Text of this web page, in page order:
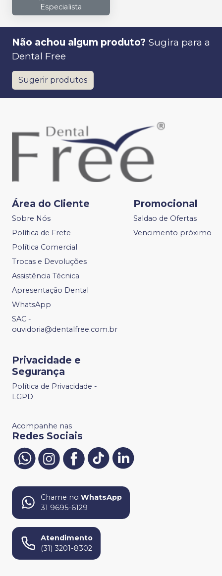
Especialista
Não achou algum produto? Sugira para a
Dental Free
Sugerir produtos
Área do Cliente
Sobre Nós
Política de Frete
Política Comercial
Trocas e Devoluções
Assistência Técnica
Apresentação Dental
WhatsApp
SAC -
ouvidoria@dentalfree.com.br
Promocional
Saldao de Ofertas
Vencimento próximo
Privacidade e
Segurança
Política de Privacidade -
LGPD
Acompanhe nas
Redes Sociais
Chame no WhatsApp
31 9695-6129
Atendimento
(31) 3201-8302